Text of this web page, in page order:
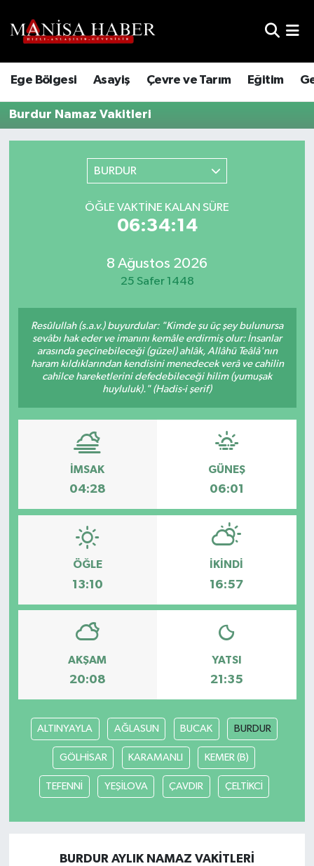
Ege Bölgesi Asayiş Çevre ve Tarım Eğitim
Burdur Namaz Vakitleri
BURDUR
ÖĞLE VAKTINE KALAN SÜRE
06:34:14
8 Ağustos 2026
25 Safer 1448
Resûlullah (s.a.v.) buyurdular: "Kimde şu üç şey bulunursa
sevâbı hak eder ve imanını kemâle erdirmiş olur: İnsanlar
arasında geçinebileceği (güzel) ahlâk, Allâhü Teâlâ'nın
haram kıldıklarından kendisini menedecek verâ ve cahilin
cahilce hareketlerini defedebileceği hilim (yumuşak
huyluluk)." (Hadis-i şerif)
İMSAK
04:28
GÜNEŞ
06:01
ÖĞLE
13:10
İKINDI
16:57
AKŞAM
20:08
YATSI
21:35
ALTINYAYLA AĞLASUN BUCAK BURDUR
GÖLHİSAR KARAMANLI KEMER (B)
TEFENNİ YEŞİLOVA ÇAVDIR ÇELTİKCİ
BURDUR AYLIK NAMAZ VAKITLERI
Trafik Durumu
Tüm Manşetler